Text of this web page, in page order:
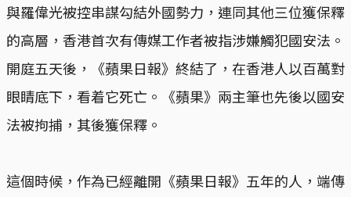
與羅偉光被控串謀勾結外國勢力，連同其他三位獲保釋
的高層，香港首次有傳媒工作者被指涉嫌觸犯國安法。
開庭五天後，《蘋果日報》終結了，在香港人以百萬對
眼睛底下，看着它死亡。《蘋果》兩主筆也先後以國安
法被拘捕，其後獲保釋。
這個時候，作為已經離開《蘋果日報》五年的人，端傳